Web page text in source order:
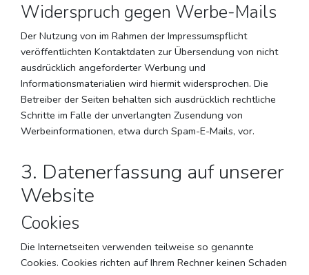
Widerspruch gegen Werbe-Mails
Der Nutzung von im Rahmen der Impressumspflicht
veröffentlichten Kontaktdaten zur Übersendung von nicht
ausdrücklich angeforderter Werbung und
Informationsmaterialien wird hiermit widersprochen. Die
Betreiber der Seiten behalten sich ausdrücklich rechtliche
Schritte im Falle der unverlangten Zusendung von
Werbeinformationen, etwa durch Spam-E-Mails, vor.
3. Datenerfassung auf unserer
Website
Cookies
Die Internetseiten verwenden teilweise so genannte
Cookies. Cookies richten auf Ihrem Rechner keinen Schaden